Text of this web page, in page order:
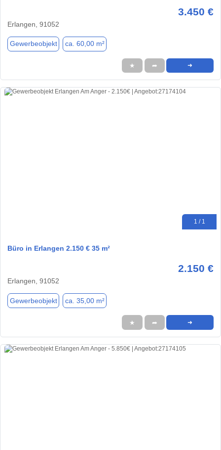
3.450 €
Erlangen, 91052
Gewerbeobjekt ca. 60,00 m²
★ ➦ ➜
1 / 1
Büro in Erlangen 2.150 € 35 m²
2.150 €
Erlangen, 91052
Gewerbeobjekt ca. 35,00 m²
★ ➦ ➜